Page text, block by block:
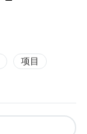
项目